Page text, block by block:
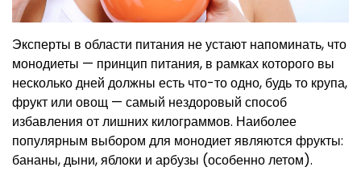
Эксперты в области питания не устают напоминать, что
монодиеты — принцип питания, в рамках которого вы
несколько дней должны есть что-то одно, будь то крупа,
фрукт или овощ — самый нездоровый способ
избавления от лишних килограммов. Наиболее
популярным выбором для монодиет являются фрукты:
бананы, дыни, яблоки и арбузы (особенно летом).